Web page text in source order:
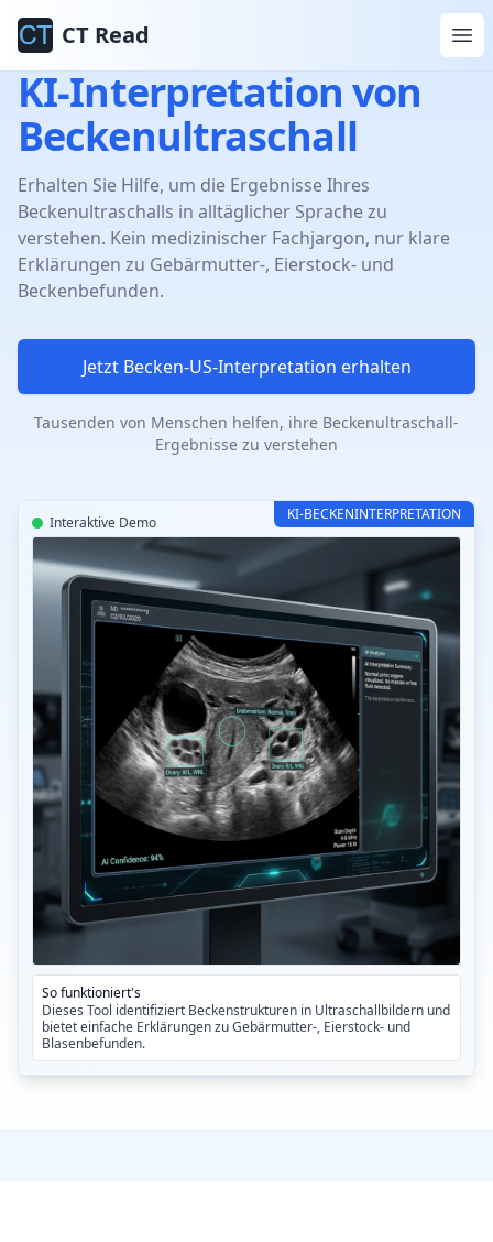
CT Read
KI-Interpretation von
Beckenultraschall
Erhalten Sie Hilfe, um die Ergebnisse Ihres
Beckenultraschalls in alltäglicher Sprache zu
verstehen. Kein medizinischer Fachjargon, nur klare
Erklärungen zu Gebärmutter-, Eierstock- und
Beckenbefunden.
Jetzt Becken-US-Interpretation erhalten
Tausenden von Menschen helfen, ihre Beckenultraschall-
Ergebnisse zu verstehen
KI-BECKENINTERPRETATION
Interaktive Demo CT-Read Becken-KI v3.2
So funktioniert's
Dieses Tool identifiziert Beckenstrukturen in Ultraschallbildern und
bietet einfache Erklärungen zu Gebärmutter-, Eierstock- und
Blasenbefunden.